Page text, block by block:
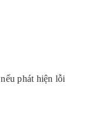
phát hiện lỗi